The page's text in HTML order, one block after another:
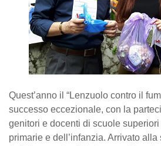
Quest’anno il “Lenzuolo contro il
successo eccezionale, con la
genitori e docenti di scuole
primarie e dell’infanzia. Arrivato